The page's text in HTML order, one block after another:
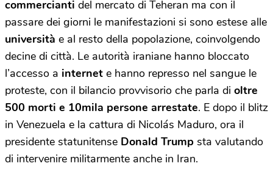
commercianti del mercato di Teheran ma con il
passare dei giorni le manifestazioni si sono estese alle
università e al resto della popolazione, coinvolgendo
decine di città. Le autorità iraniane hanno bloccato
l’accesso a internet e hanno represso nel sangue le
proteste, con il bilancio provvisorio che parla di oltre
500 morti e 10mila persone arrestate. E dopo il blitz
in Venezuela e la cattura di Nicolás Maduro, ora il
presidente statunitense Donald Trump sta valutando
di intervenire militarmente anche in Iran.